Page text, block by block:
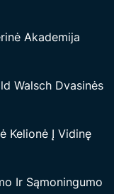
Akademija
Walsch Dvasinės
Kelionė Į Vidinę
Ir Sąmoningumo